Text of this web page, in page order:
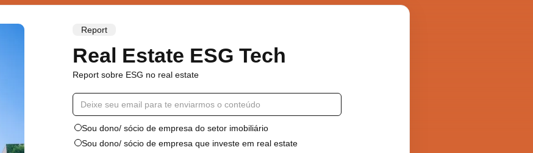
Report
Real Estate ESG Tech
Report sobre ESG no real estate
Sou dono/ sócio de empresa do setor imobiliário
Sou dono/ sócio de empresa que investe em real estate